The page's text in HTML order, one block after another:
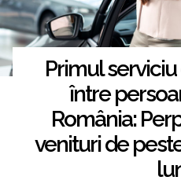
Primul
între
România:
venituri de